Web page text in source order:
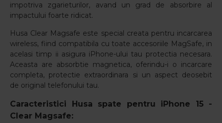
impotriva zgarieturilor, avand un grad de absorbire al
impactului foarte ridicat.
Husa Clear Magsafe este special creata pentru incarcarea
wireless, fiind compatibila cu toate accesoriile MagSafe, in
acelasi timp ii asigura iPhone-ului tau protectia necesara.
Aceasta are absorbtie magnetica, oferindu-i o incarcare
completa, protectie extraordinara si un aspect deosebit
de original telefonului tau.
Caracteristici Husa spate pentru iPhone 15 -
Clear Magsafe: